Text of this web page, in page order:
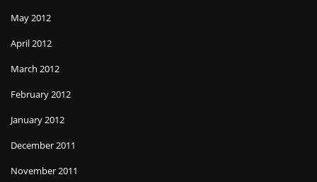
May 2012
April 2012
March 2012
February 2012
January 2012
December 2011
November 2011